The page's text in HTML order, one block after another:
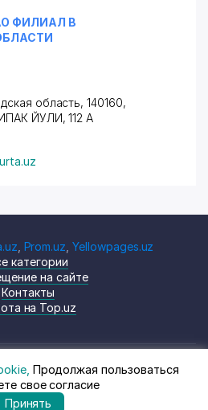
АО ФИЛИАЛ В
область, 140160,
ЙУЛИ, 112 А
Prom.uz ,Yellowpages.uz
категории
на сайте
Контакты
на Top.uz
Политика
конфиденциальности
Продолжая пользоваться
свое согласие
Принять